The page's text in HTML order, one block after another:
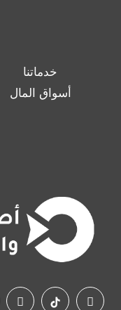
خدماتنا
أسواق المال